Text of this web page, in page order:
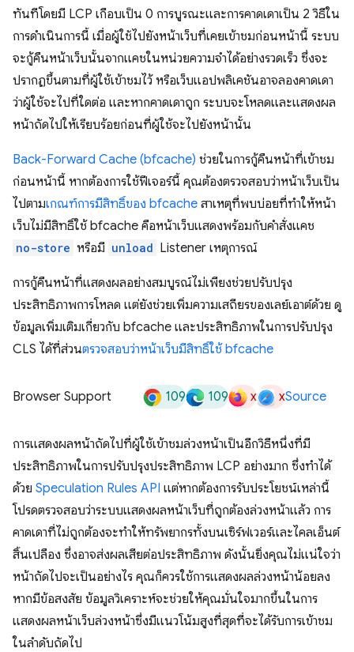
ทันทีโดยมี LCP เกือบเป็น 0 การบูรณะและการคาดเดาเป็น 2 วิธีใน
การดำเนินการนี้ เมื่อผู้ใช้ไปยังหน้าเว็บที่เคยเข้าชมก่อนหน้านี้ ระบบ
จะกู้คืนหน้าเว็บนั้นจากแคชในหน่วยความจําได้อย่างรวดเร็ว ซึ่งจะ
ปรากฏขึ้นตามที่ผู้ใช้เข้าชมไว้ หรือเว็บแอปพลิเคชันอาจลองคาดเดา
ว่าผู้ใช้จะไปที่ใดต่อ และหากคาดเดาถูก ระบบจะโหลดและแสดงผล
หน้าถัดไปให้เรียบร้อยก่อนที่ผู้ใช้จะไปยังหน้านั้น
Back-Forward Cache (bfcache) ช่วยในการกู้คืนหน้าที่เข้าชม
ก่อนหน้านี้ หากต้องการใช้ฟีเจอร์นี้ คุณต้องตรวจสอบว่าหน้าเว็บเป็น
ไปตามเกณฑ์การมีสิทธิ์ของ bfcache สาเหตุที่พบบ่อยที่ทำให้หน้า
เว็บไม่มีสิทธิ์ใช้ bfcache คือหน้าเว็บแสดงพร้อมกับคำสั่งแคช
no-store หรือมี unload Listener เหตุการณ์
การกู้คืนหน้าที่แสดงผลอย่างสมบูรณ์ไม่เพียงช่วยปรับปรุง
ประสิทธิภาพการโหลด แต่ยังช่วยเพิ่มความเสถียรของเลย์เอาต์ด้วย ดู
ข้อมูลเพิ่มเติมเกี่ยวกับ bfcache และประสิทธิภาพในการปรับปรุง
CLS ได้ที่ส่วนตรวจสอบว่าหน้าเว็บมีสิทธิ์ใช้ bfcache
Browser Support 109 109 x xSource
การแสดงผลหน้าถัดไปที่ผู้ใช้เข้าชมล่วงหน้าเป็นอีกวิธีหนึ่งที่มี
ประสิทธิภาพในการปรับปรุงประสิทธิภาพ LCP อย่างมาก ซึ่งทำได้
ด้วย Speculation Rules API แต่หากต้องการรับประโยชน์เหล่านี้
โปรดตรวจสอบว่าระบบแสดงผลหน้าเว็บที่ถูกต้องล่วงหน้าแล้ว การ
คาดเดาที่ไม่ถูกต้องจะทำให้ทรัพยากรทั้งบนเซิร์ฟเวอร์และไคลเอ็นต์
สิ้นเปลือง ซึ่งอาจส่งผลเสียต่อประสิทธิภาพ ดังนั้นยิ่งคุณไม่แน่ใจว่า
หน้าถัดไปจะเป็นอย่างไร คุณก็ควรใช้การแสดงผลล่วงหน้าน้อยลง
หากมีข้อสงสัย ข้อมูลวิเคราะห์จะช่วยให้คุณมั่นใจมากขึ้นในการ
แสดงผลหน้าเว็บล่วงหน้าซึ่งมีแนวโน้มสูงที่สุดที่จะได้รับการเข้าชม
ในลำดับถัดไป